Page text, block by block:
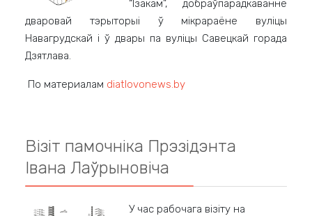
“Ізакам”, добраўпарадкаванне
дваровай тэрыторыі ў мікрараёне вуліцы
Навагрудскай і ў двары па вуліцы Савецкай горада
Дзятлава.
По материалам diatlovonews.by
Візіт памочніка Прэзідэнта
Івана Лаўрыновіча
У час рабочага візіту на